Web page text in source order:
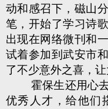
动和感召下，磁山
笔，开始了学习诗
出现在网络微刊和
试着参加到武安市
了不少意外之喜，让
霍保生还用心
优秀人才，给他们